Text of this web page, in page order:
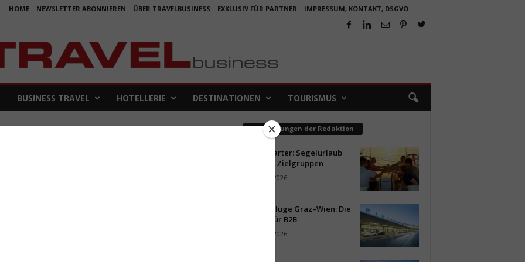
HOME NEWSLETTER ABONNIEREN ÜBER TRAVELBUSINESS EXKLUSIV FÜR PARTNER IMPRESSUM, KONTAKT, DSGVO
BUSINESS TRAVEL HOTELLERIE DESTINATIONEN TOURISMUS
Empfehlungen der Redaktion
Kojencharter: Segelurlaub
für neue Zielgruppen
5. August 2026
Aus für Flüge Graz–Wien: Die
Folgen für B2B
4. August 2026